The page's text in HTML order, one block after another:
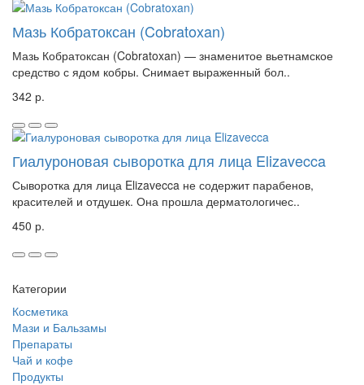
Мазь Кобратоксан (Cobratoxan)
Мазь Кобратоксан (Cobratoxan) — знаменитое вьетнамское
средство с ядом кобры. Снимает выраженный бол..
342 р.
Гиалуроновая сыворотка для лица Elizavecca
Сыворотка для лица Elizavecca не содержит парабенов,
красителей и отдушек. Она прошла дерматологичес..
450 р.
Категории
Косметика
Мази и Бальзамы
Препараты
Чай и кофе
Продукты